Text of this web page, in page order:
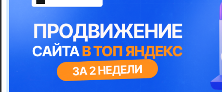
Школа
Шьем